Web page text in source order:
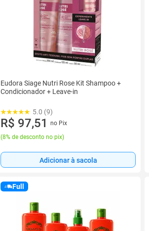
Eudora Siage Nutri Rose Kit Shampoo +
Condicionador + Leave-in
5.0 (9)
R$ 97,51
no Pix
(8% de desconto no pix)
Adicionar à sacola
Full